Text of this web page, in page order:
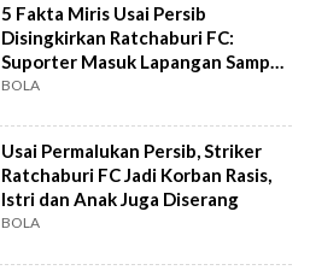
5 Fakta Miris Usai Persib
Disingkirkan Ratchaburi FC:
Suporter Masuk Lapangan Sampai
Teror Rasisme
BOLA
Usai Permalukan Persib, Striker
Ratchaburi FC Jadi Korban Rasis,
Istri dan Anak Juga Diserang
BOLA